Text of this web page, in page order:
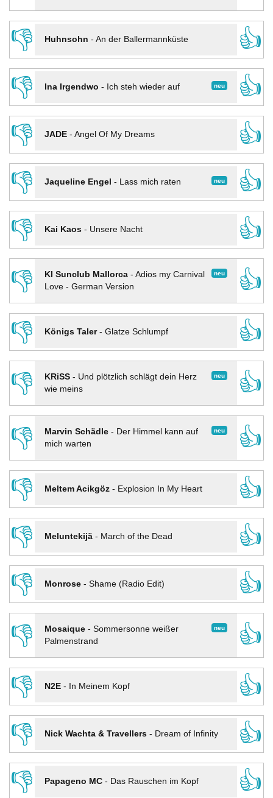
👎
Huhnsohn - An der Ballermannküste
👍
👎
neu
Ina Irgendwo - Ich steh wieder auf
👍
👎
JADE- Angel Of My Dreams
👍
👎
neu
Jaqueline Engel - Lass mich raten
👍
👎
Kai Kaos- Unsere Nacht
👍
👎
neu
KI Sunclub Mallorca- Adios my Carnival
Love - German Version
👍
👎
Königs Taler- Glatze Schlumpf
👍
👎
neu
KRiSS- Und plötzlich schlägt dein Herz
wie meins
👍
👎 neu
Marvin Schädle- Der Himmel kann auf
mich warten
👍
👎
Meltem Acikgöz- Explosion In My Heart
👍
👎
Meluntekijä- March of the Dead
👍
👎
Monrose- Shame (Radio Edit)
👍
👎
neu
Mosaique- Sommersonne weißer
Palmenstrand
👍
👎
N2E- In Meinem Kopf
👍
👎
Nick Wachta & Travellers- Dream of Infinity
👍
👎
Papageno MC- Das Rauschen im Kopf
👍